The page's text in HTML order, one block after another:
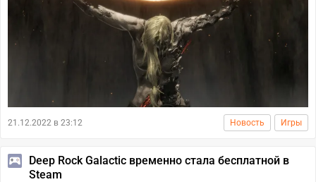
21.12.2022 в 23:12 Новость Игры
Deep Rock Galactic временно стала бесплатной в
Steam